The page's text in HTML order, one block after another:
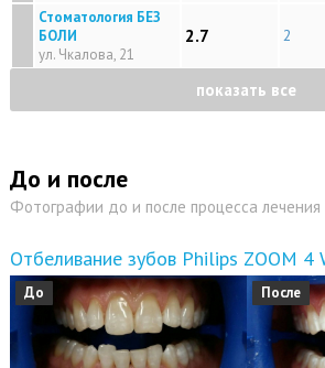
Стоматология БЕЗ
БОЛИ
ул. Чкалова, 21
2.7 2
показать все
До и после
Фотографии до и после процесса лечения
Отбеливание зубов Philips ZOOM 4
До После